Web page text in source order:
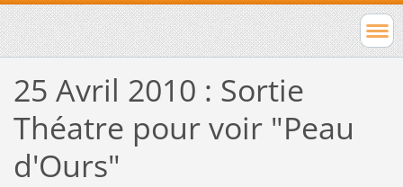
25 Avril 2010 : Sortie
Théatre pour voir "Peau
d'Ours"